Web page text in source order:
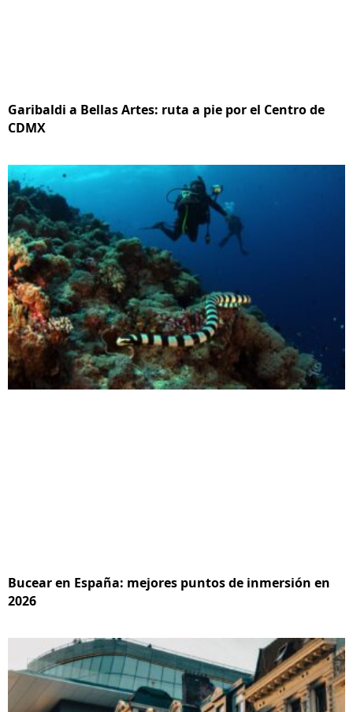
Garibaldi a Bellas Artes: ruta a pie por el Centro de
CDMX
Bucear en España: mejores puntos de inmersión en
2026